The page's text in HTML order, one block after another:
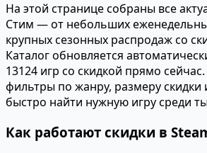
На этой странице собраны все
Стим — от небольших
крупных сезонных распродаж со
Каталог обновляется
13124 игр со скидкой прямо
фильтры по жанру, размеру скидки
быстро найти нужную игру среди
Как работают скидки в